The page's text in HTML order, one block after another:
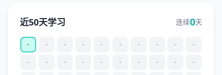
近50天学习 连续0天
- - - - - - - - - -
- - - - - - - - - -